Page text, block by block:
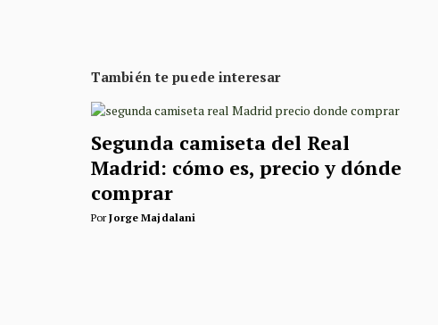
También te puede interesar
Segunda camiseta del Real
Madrid: cómo es, precio y dónde
comprar
PorJorge Majdalani